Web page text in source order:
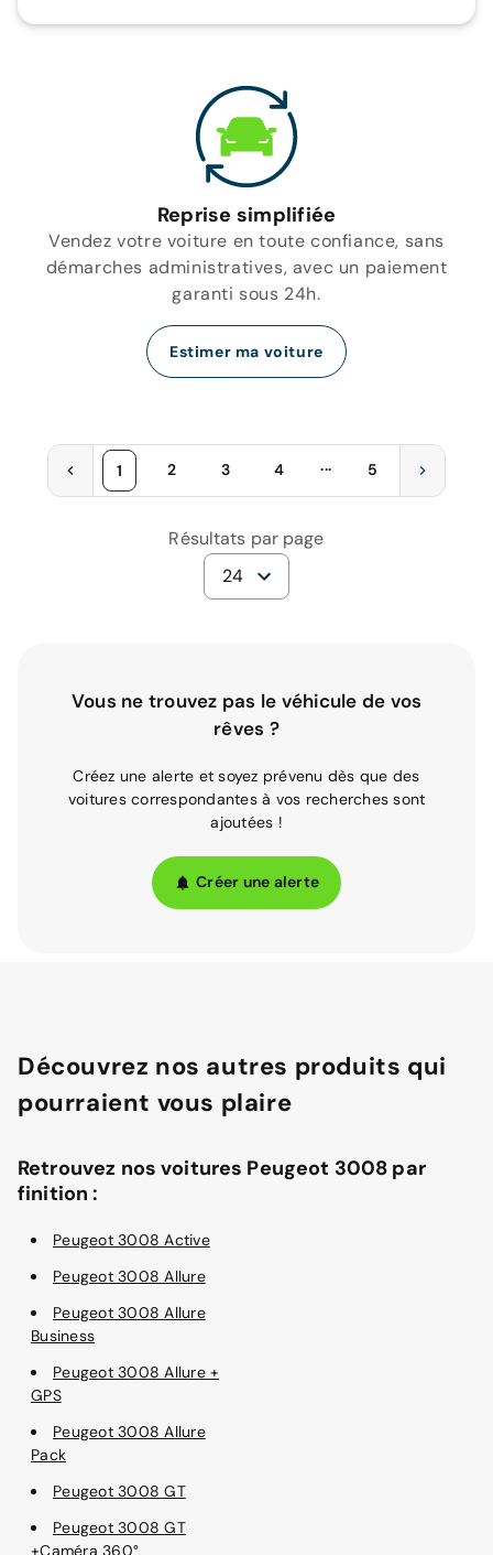
Reprise simplifiée
Vendez votre voiture en toute confiance, sans
démarches administratives, avec un paiement
garanti sous 24h.
Estimer ma voiture
1 2 3 4 ... 5
Résultats par page
24
Vous ne trouvez pas le véhicule de vos
rêves ?
Créez une alerte et soyez prévenu dès que des
voitures correspondantes à vos recherches sont
ajoutées !
Créer une alerte
Découvrez nos autres produits qui
pourraient vous plaire
Retrouvez nos voitures Peugeot 3008 par
finition :
Peugeot 3008 Active
Peugeot 3008 Allure
Peugeot 3008 Allure
Business
Peugeot 3008 Allure +
GPS
Peugeot 3008 Allure
Pack
Peugeot 3008 GT
Peugeot 3008 GT
+Caméra 360°